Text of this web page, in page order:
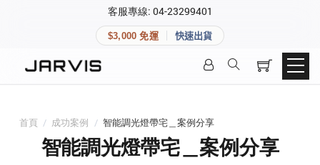
客服專線: 04-23299401
$3,000 免運 快速出貨
首頁 / 成功案例 / 智能調光燈帶宅＿案例分享
智能調光燈帶宅＿案例分享
快速連結
Matter 智慧家庭
精品家電
登入後可查看訂單、會員資料與收藏清單。